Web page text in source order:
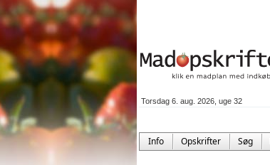
Torsdag 6. aug. 2026, uge 32
Info Opskrifter Søg